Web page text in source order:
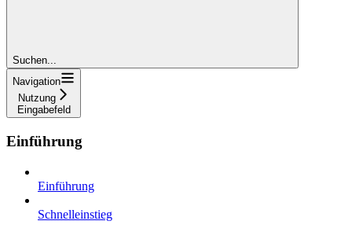
Suchen...
Navigation
Nutzung
Eingabefeld
Einführung
Einführung
Schnelleinstieg